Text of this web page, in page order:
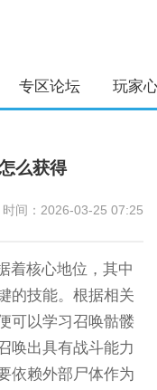
专区论坛 玩家
么获得
时间：2026-03-25 07:25
着核心地位，其中
的技能。根据相关
可以学习召唤骷髅
唤出具有战斗能力
依赖外部尸体作为